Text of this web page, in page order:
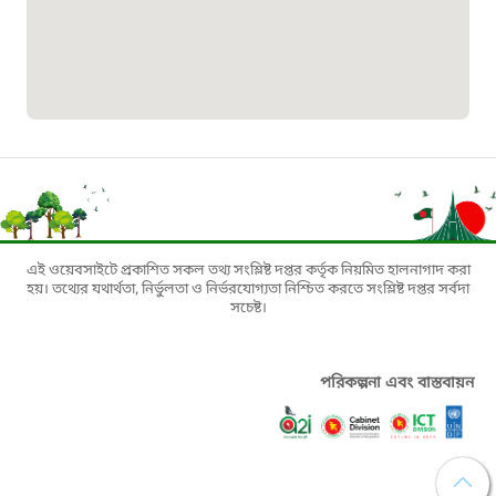
১৬৫৭৫
ই-জিপি ইমার্জেন্সি হটলাইন
১০০
বাংলাদেশ টেলিযোগাযোগ সেবা সংক্রান্ত
এই ওয়েবসাইটে প্রকাশিত সকল তথ্য সংশ্লিষ্ট দপ্তর কর্তৃক নিয়মিত হালনাগাদ করা
হয়। তথ্যের যথার্থতা, নির্ভুলতা ও নির্ভরযোগ্যতা নিশ্চিত করতে সংশ্লিষ্ট দপ্তর সর্বদা
সচেষ্ট।
পরিকল্পনা এবং বাস্তবায়ন